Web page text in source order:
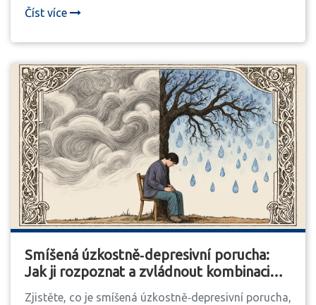
Číst více
Smíšená úzkostně‑depresivní porucha:
Jak ji rozpoznat a zvládnout kombinaci
úzkosti a deprese
Zjistěte, co je smíšená úzkostně‑depresivní porucha,